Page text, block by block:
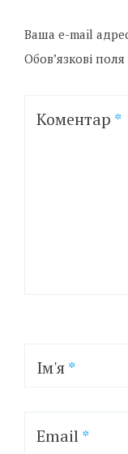
Ваша e-mail
Обов’язкові
Коментар *
Ім'я*
Email*